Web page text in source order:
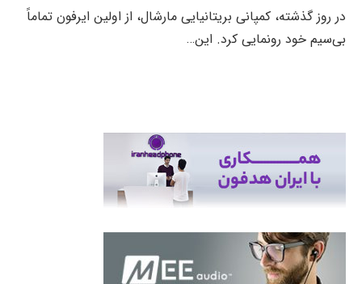
در روز گذشته، کمپانی بریتانیایی مارشال، از اولین ایرفون تماماً
بی‌سیم خود رونمایی کرد. این…